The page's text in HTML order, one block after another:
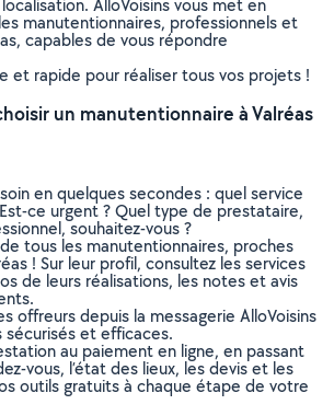
AlloVoisins vous met en
manutentionnaires, professionnels et
capables de vous répondre
et rapide pour réaliser tous vos projets !
un manutentionnaire à Valréas
en quelques secondes : quel service
ce urgent ? Quel type de prestataire,
souhaitez-vous ?
tous les manutentionnaires, proches
! Sur leur profil, consultez les services
de leurs réalisations, les notes et avis
offreurs depuis la messagerie AlloVoisins
sécurisés et efficaces.
au paiement en ligne, en passant
vous, l’état des lieux, les devis et les
outils gratuits à chaque étape de votre